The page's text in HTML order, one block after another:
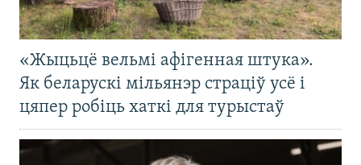
«Жыцьцё вельмі афігенная штука».
Як беларускі мільянэр страціў усё і
цяпер робіць хаткі для турыстаў